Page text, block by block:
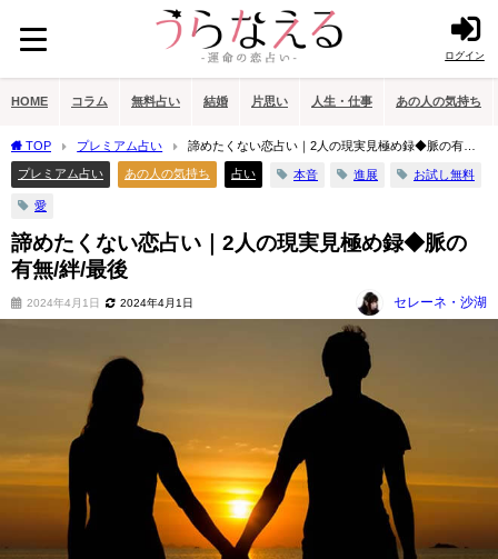
ログイン
HOME コラム 無料占い 結婚 片思い 人生・仕事 あの人の気持ち
TOP プレミアム占い
諦めたくない恋占い｜2人の現実見極め録◆脈の有無/
絆/最後
プレミアム占い あの人の気持ち 占い 本音 進展 お試し無料
愛
諦めたくない恋占い｜2人の現実見極め録◆脈の
有無/絆/最後
2024年4月1日 2024年4月1日 セレーネ・沙湖